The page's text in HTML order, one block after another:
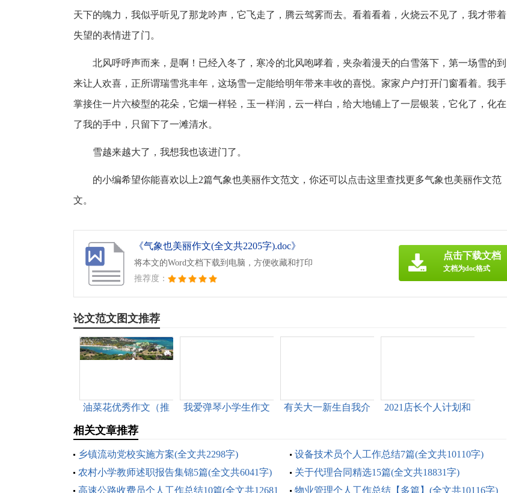
天下的魄力，我似乎听见了那龙吟声，它飞走了，腾云驾雾而去。看着看着，火烧云不见了，我才带着
失望的表情进了门。
北风呼呼声而来，是啊！已经入冬了，寒冷的北风咆哮着，夹杂着漫天的白雪落下，第一场雪的到
来让人欢喜，正所谓瑞雪兆丰年，这场雪一定能给明年带来丰收的喜悦。家家户户打开门窗看着。我手
掌接住一片六棱型的花朵，它烟一样轻，玉一样润，云一样白，给大地铺上了一层银装，它化了，化在
了我的手中，只留下了一滩清水。
雪越来越大了，我想我也该进门了。
的小编希望你能喜欢以上2篇气象也美丽作文范文，你还可以点击这里查找更多气象也美丽作文范
文。
《气象也美丽作文(全文共2205字).doc》
将本文的Word文档下载到电脑，方便收藏和打印
推荐度：
点击下载文档
文档为doc格式
论文范文图文推荐
油菜花优秀作文（推
字)
我爱弹琴小学生作文
有关大一新生自我介
2021店长个人计划和
相关文章推荐
乡镇流动党校实施方案(全文共2298字)
设备技术员个人工作总结7篇(全文共10110字)
农村小学教师述职报告集锦5篇(全文共6041字)
关于代理合同精选15篇(全文共18831字)
高速公路收费员个人工作总结10篇(全文共12681
物业管理个人工作总结【多篇】(全文共10116字)